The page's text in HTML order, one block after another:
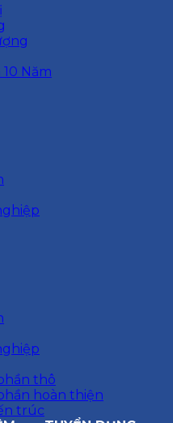
Năm
thô
hoàn thiện
trúc